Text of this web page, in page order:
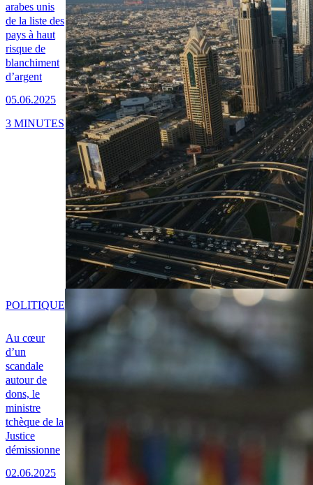
arabes unis
de la liste des
pays à haut
risque de
blanchiment
d’argent
05.06.2025
3 MINUTES
Au cœur
d’un
scandale
autour de
dons, le
ministre
tchèque de la
Justice
démissionne
02.06.2025
POLITIQUE